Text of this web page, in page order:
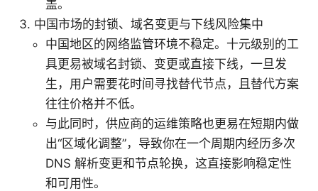
盖。
中国市场的封锁、域名变更与下线风险集中
中国地区的网络监管环境不稳定。十元级别的工
具更易被域名封锁、变更或直接下线，一旦发
生，用户需要花时间寻找替代节点，且替代方案
往往价格并不低。
与此同时，供应商的运维策略也更易在短期内做
出“区域化调整”，导致你在一个周期内经历多次
DNS 解析变更和节点轮换，这直接影响稳定性
和可用性。